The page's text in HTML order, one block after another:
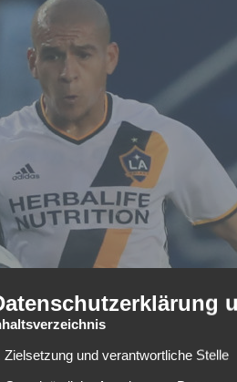
Transferperiode richtig gut
anderem Köln und Bremen) aus
Zielsetzung und verantwortliche Stelle